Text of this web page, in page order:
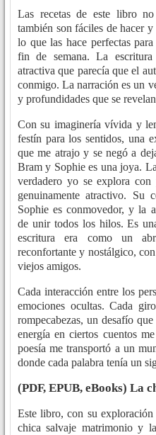
Las recetas de este libro
también son fáciles de hacer
lo que las hace perfectas
fin de semana. La
atractiva que parecía que el
conmigo. La narración es un
y profundidades que se
Con su imaginería vívida y
festín para los sentidos, una
que me atrajo y se negó a
Bram y Sophie es una joya.
verdadero yo se explora
genuinamente atractivo. Su
Sophie es conmovedor, y la
de unir todos los hilos. Es
escritura era como un
reconfortante y nostálgico,
viejos amigos.
Cada interacción entre los
emociones ocultas. Cada
rompecabezas, un desafío
energía en ciertos cuentos
poesía me transportó a un
donde cada palabra tenía un
(PDF, EPUB, eBooks) La
Este libro, con su
chica salvaje matrimonio y